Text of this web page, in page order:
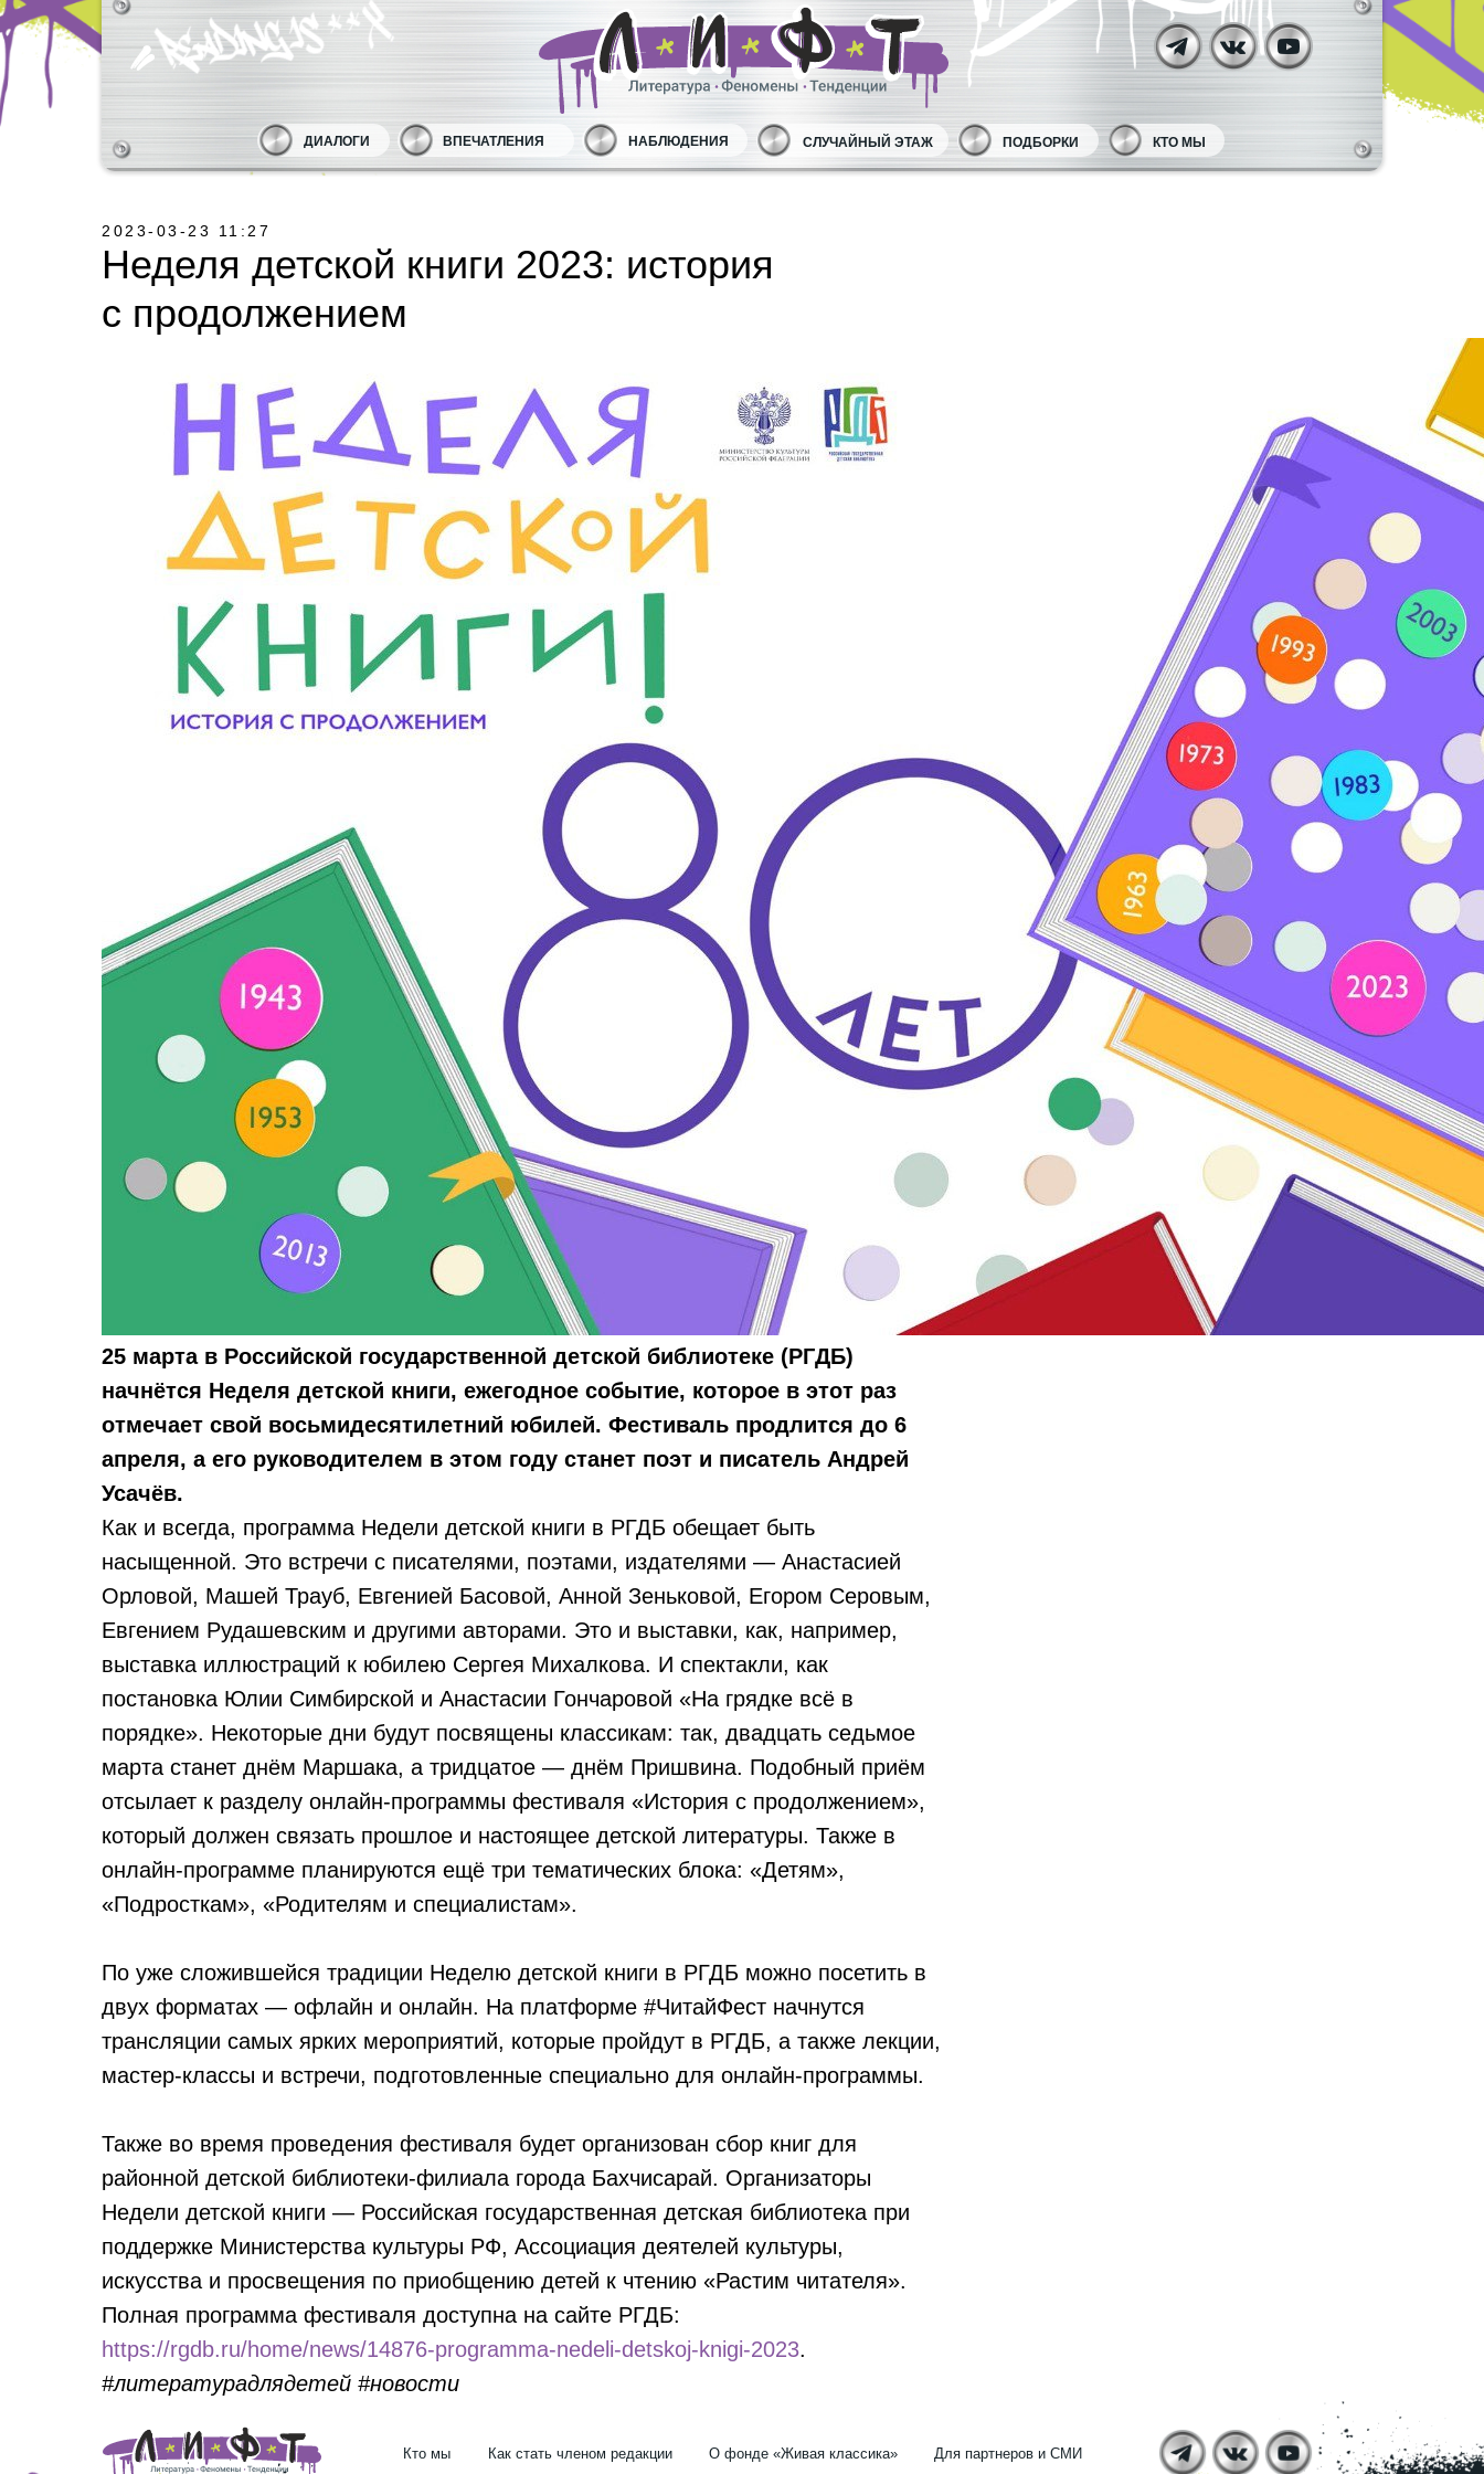
ДИАЛОГИ ВПЕЧАТЛЕНИЯ НАБЛЮДЕНИЯ СЛУЧАЙНЫЙ ЭТАЖ ПОДБОРКИ КТО МЫ
2023-03-23 11:27
Неделя детской книги 2023: история
с продолжением
25 марта в Российской государственной детской библиотеке (РГДБ)
начнётся Неделя детской книги, ежегодное событие, которое в этот раз
отмечает свой восьмидесятилетний юбилей. Фестиваль продлится до 6
апреля, а его руководителем в этом году станет поэт и писатель Андрей
Усачёв.
Как и всегда, программа Недели детской книги в РГДБ обещает быть
насыщенной. Это встречи с писателями, поэтами, издателями — Анастасией
Орловой, Машей Трауб, Евгенией Басовой, Анной Зеньковой, Егором Серовым,
Евгением Рудашевским и другими авторами. Это и выставки, как, например,
выставка иллюстраций к юбилею Сергея Михалкова. И спектакли, как
постановка Юлии Симбирской и Анастасии Гончаровой «На грядке всё в
порядке». Некоторые дни будут посвящены классикам: так, двадцать седьмое
марта станет днём Маршака, а тридцатое — днём Пришвина. Подобный приём
отсылает к разделу онлайн-программы фестиваля «История с продолжением»,
который должен связать прошлое и настоящее детской литературы. Также в
онлайн-программе планируются ещё три тематических блока: «Детям»,
«Подросткам», «Родителям и специалистам».
По уже сложившейся традиции Неделю детской книги в РГДБ можно посетить в
двух форматах — офлайн и онлайн. На платформе #ЧитайФест начнутся
трансляции самых ярких мероприятий, которые пройдут в РГДБ, а также лекции,
мастер-классы и встречи, подготовленные специально для онлайн-программы.
Также во время проведения фестиваля будет организован сбор книг для
районной детской библиотеки-филиала города Бахчисарай. Организаторы
Недели детской книги — Российская государственная детская библиотека при
поддержке Министерства культуры РФ, Ассоциация деятелей культуры,
искусства и просвещения по приобщению детей к чтению «Растим читателя».
Полная программа фестиваля доступна на сайте РГДБ:
https://rgdb.ru/home/news/14876-programma-nedeli-detskoj-knigi-2023.
#литературадлядетей #новости
Кто мы Как стать членом редакции О фонде «Живая классика» Для партнеров и СМИ